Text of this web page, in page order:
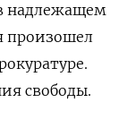
надлежащем
произошел
свободы.